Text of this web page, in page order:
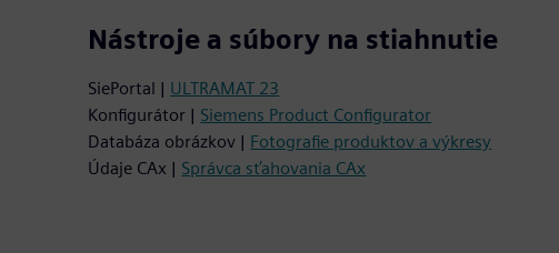
Nástroje a súbory na stiahnutie
SiePortal | ULTRAMAT 23
Konfigurátor | Siemens Product Configurator
Databáza obrázkov | Fotografie produktov a výkresy
Údaje CAx | Správca sťahovania CAx